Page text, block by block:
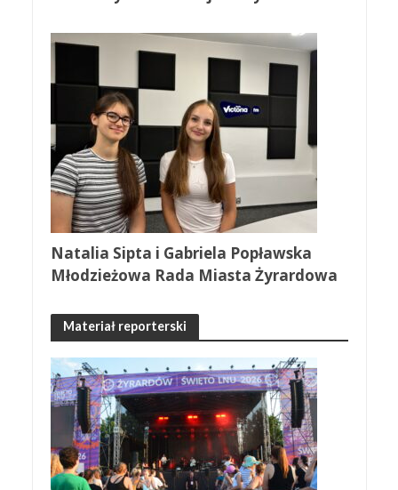
Natalia Sipta i Gabriela Popławska
Młodzieżowa Rada Miasta Żyrardowa
Materiał reporterski